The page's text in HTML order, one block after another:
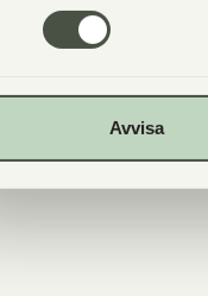
Avvisa